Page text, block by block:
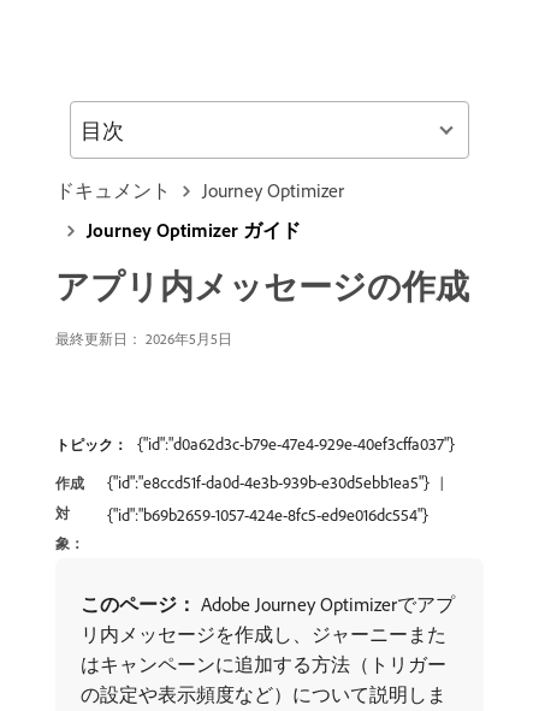
ドキュメント
Journey Optimizer
Journey Optimizer ガイド
アプリ内メッセージの作成
最終更新日： 2026年5月5日
トピック： {"id":"d0a62d3c-b79e-47e4-929e-40ef3cffa037"}
作成
対
象：
{"id":"e8ccd51f-da0d-4e3b-939b-e30d5ebb1ea5"}
{"id":"b69b2659-1057-424e-8fc5-ed9e016dc554"}
このページ： Adobe Journey Optimizerでアプ
リ内メッセージを作成し、ジャーニーまた
はキャンペーンに追加する方法（トリガー
の設定や表示頻度など）について説明しま
目次